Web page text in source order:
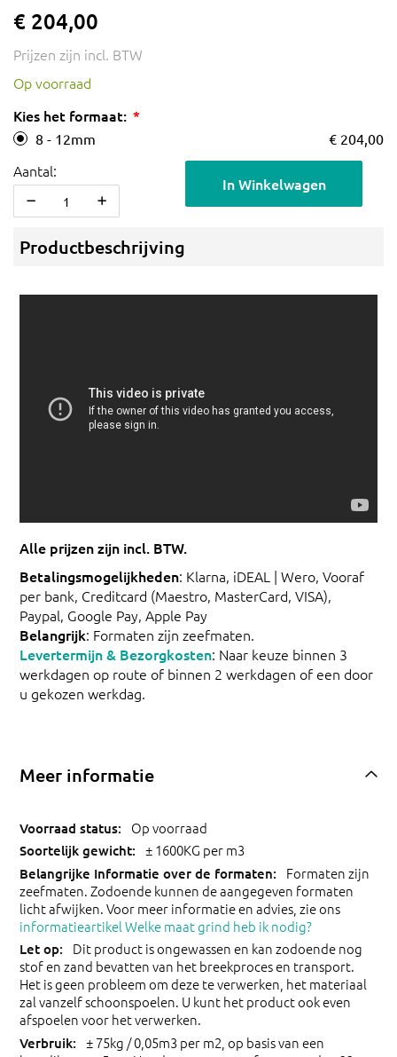
€ 204,00
Prijzen zijn incl. BTW
Op voorraad
Kies het formaat:
8 - 12mm € 204,00
Aantal:
In Winkelwagen
Productbeschrijving
Alle prijzen zijn incl. BTW.
Betalingsmogelijkheden: Klarna, iDEAL | Wero, Vooraf
per bank, Creditcard (Maestro, MasterCard, VISA),
Paypal, Google Pay, Apple Pay
Belangrijk: Formaten zijn zeefmaten.
Levertermijn & Bezorgkosten: Naar keuze binnen 3
werkdagen op route of binnen 2 werkdagen of een door
u gekozen werkdag.
Meer informatie
Op voorraad
± 1600KG per m3
Formaten zijn
zeefmaten. Zodoende kunnen de aangegeven formaten
licht afwijken. Voor meer informatie en advies, zie ons
informatieartikel Welke maat grind heb ik nodig?
Dit product is ongewassen en kan zodoende nog
stof en zand bevatten van het breekproces en transport.
Het is geen probleem om deze te verwerken, het materiaal
zal vanzelf schoonspoelen. U kunt het product ook even
afspoelen voor het verwerken.
± 75kg / 0,05m3 per m2, op basis van een